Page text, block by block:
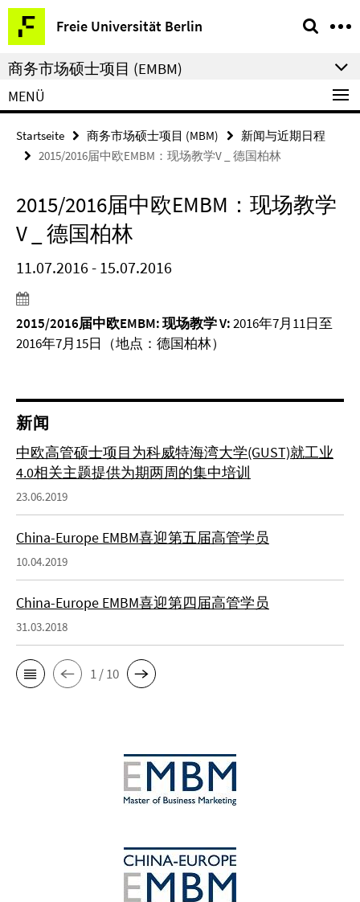
Springe
direkt
zu
Inhalt
Freie Universität Berlin
Service-
Navigation
商务市场硕士项目 (EMBM)
MENÜ
Startseite 商务市场硕士项目 (MBM)
新闻与近期日程
2015/2016届中欧EMBM：现场教学V _ 德国柏林
2015/2016届中欧EMBM：现场教学
V _ 德国柏林
11.07.2016 - 15.07.2016
2015/2016届中欧EMBM: 现场教学 V:2016年7月11日至
2016年7月15日（地点：德国柏林）
新闻
中欧高管硕士项目为科威特海湾大学(GUST)就工业
4.0相关主题提供为期两周的集中培训
23.06.2019
China-Europe EMBM喜迎第五届高管学员
10.04.2019
China-Europe EMBM喜迎第四届高管学员
31.03.2018
1 / 10